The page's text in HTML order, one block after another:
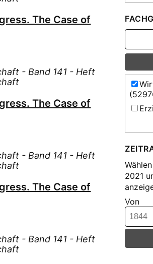
The Case of
- Band 141 - Heft
The Case of
- Band 141 - Heft
The Case of
- Band 141 - Heft
der
2021
Von